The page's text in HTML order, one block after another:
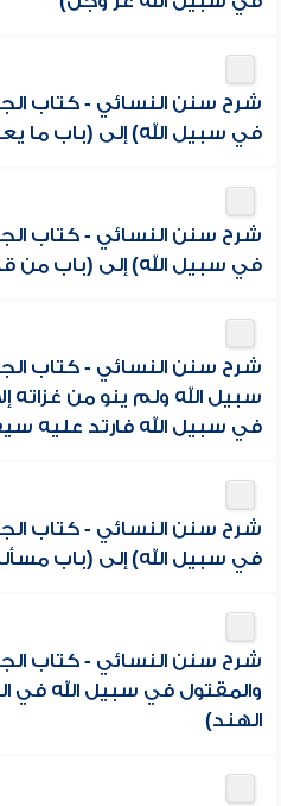
شرح سنن النسائي - كتاب
في سبيل الله) إلى (باب ما
شرح سنن النسائي - كتاب
في سبيل الله) إلى (باب من
شرح سنن النسائي - كتاب
سبيل الله ولم ينو من غزاته
في سبيل الله فارتد عليه
شرح سنن النسائي - كتاب
في سبيل الله) إلى (باب
شرح سنن النسائي - كتاب
والمقتول في سبيل الله في
الهند)